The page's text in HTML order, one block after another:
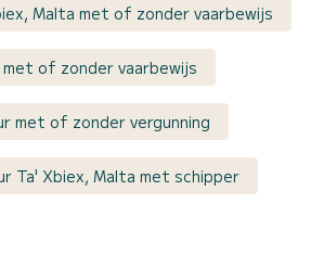
Malta met of zonder vaarbewijs
met of zonder vaarbewijs
met of zonder vergunning
Ta' Xbiex, Malta met schipper